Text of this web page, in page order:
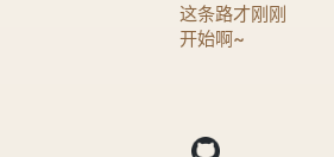
这条路才刚刚
开始啊~